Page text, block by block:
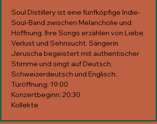
Soul Distillery ist eine fünfköpfige Indie-
Soul-Band zwischen Melancholie und
Hoffnung. Ihre Songs erzählen von Liebe,
Verlust und Sehnsucht. Sängerin
Jeruscha begeistert mit authentischer
Stimme und singt auf Deutsch,
Schweizerdeutsch und Englisch.
Türöffnung: 19:00
Konzertbeginn: 20:30
Kollekte